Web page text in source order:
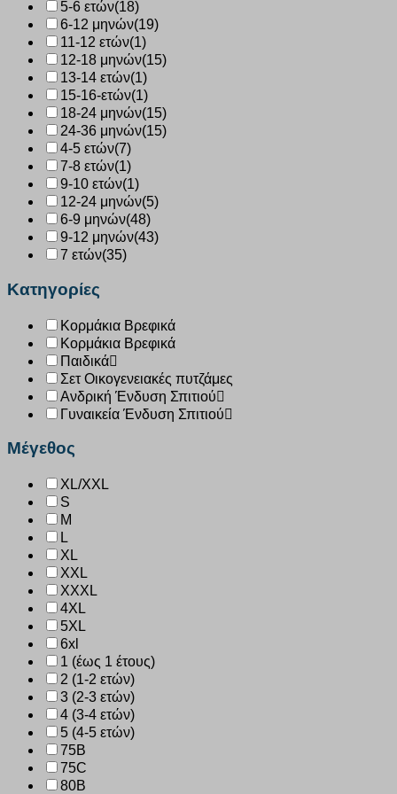
5-6 ετών(18)
6-12 μηνών(19)
11-12 ετών(1)
12-18 μηνών(15)
13-14 ετών(1)
15-16-ετών(1)
18-24 μηνών(15)
24-36 μηνών(15)
4-5 ετών(7)
7-8 ετών(1)
9-10 ετών(1)
12-24 μηνών(5)
6-9 μηνών(48)
9-12 μηνών(43)
7 ετών(35)
Κατηγορίες
Κορμάκια Βρεφικά
Κορμάκια Βρεφικά
Παιδικά
Σετ Οικογενειακές πυτζάμες
Ανδρική Ένδυση Σπιτιού
Γυναικεία Ένδυση Σπιτιού
Μέγεθος
XL/XXL
S
M
L
XL
XXL
XXXL
4XL
5XL
6xl
1 (έως 1 έτους)
2 (1-2 ετών)
3 (2-3 ετών)
4 (3-4 ετών)
5 (4-5 ετών)
75B
75C
80B